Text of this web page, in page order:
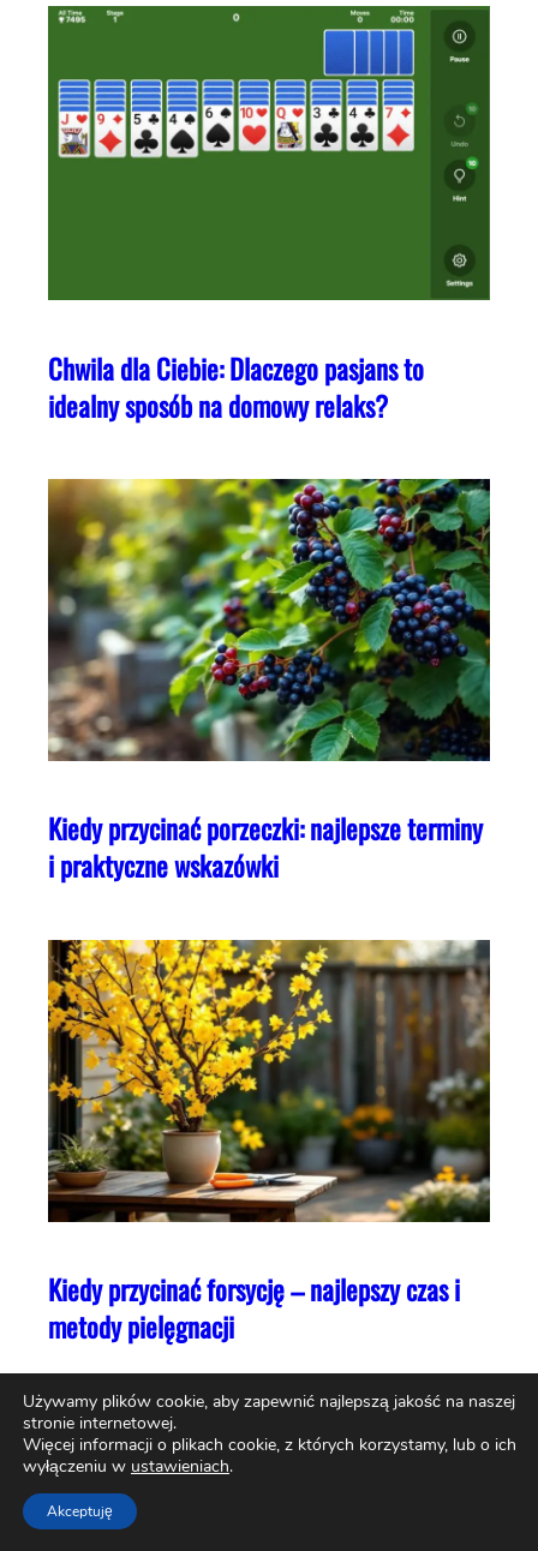
Chwila dla Ciebie: Dlaczego pasjans to
idealny sposób na domowy relaks?
Kiedy przycinać porzeczki: najlepsze terminy
i praktyczne wskazówki
Kiedy przycinać forsycję – najlepszy czas i
metody pielęgnacji
AKTUALNOŚCI
Używamy plików cookie, aby zapewnić najlepszą jakość na naszej
stronie internetowej.
Więcej informacji o plikach cookie, z których korzystamy, lub o ich
wyłączeniu w ustawieniach.
Akceptuję